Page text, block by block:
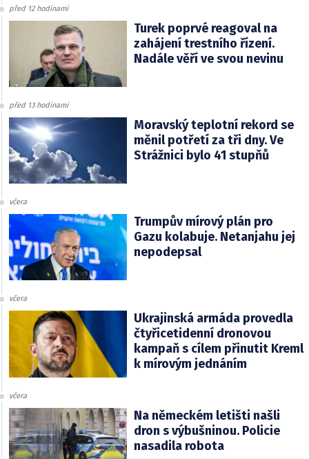
před 12 hodinami
Turek poprvé reagoval na
zahájení trestního řízení.
Nadále věří ve svou nevinu
před 13 hodinami
Moravský teplotní rekord se
měnil potřetí za tři dny. Ve
Strážnici bylo 41 stupňů
včera
Trumpův mírový plán pro
Gazu kolabuje. Netanjahu jej
nepodepsal
včera
Ukrajinská armáda provedla
čtyřicetidenní dronovou
kampaň s cílem přinutit Kreml
k mírovým jednáním
včera
Na německém letišti našli
dron s výbušninou. Policie
nasadila robota